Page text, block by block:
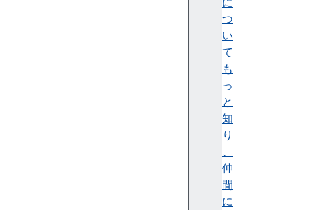
つ
い
て
も
っ
と
知
り
、
仲
間
に